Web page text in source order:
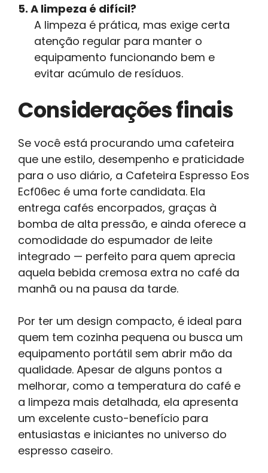
5. A limpeza é difícil?
A limpeza é prática, mas exige certa
atenção regular para manter o
equipamento funcionando bem e
evitar acúmulo de resíduos.
Considerações finais
Se você está procurando uma cafeteira
que une estilo, desempenho e praticidade
para o uso diário, a Cafeteira Espresso Eos
Ecf06ec é uma forte candidata. Ela
entrega cafés encorpados, graças à
bomba de alta pressão, e ainda oferece a
comodidade do espumador de leite
integrado — perfeito para quem aprecia
aquela bebida cremosa extra no café da
manhã ou na pausa da tarde.
Por ter um design compacto, é ideal para
quem tem cozinha pequena ou busca um
equipamento portátil sem abrir mão da
qualidade. Apesar de alguns pontos a
melhorar, como a temperatura do café e
a limpeza mais detalhada, ela apresenta
um excelente custo-benefício para
entusiastas e iniciantes no universo do
espresso caseiro.